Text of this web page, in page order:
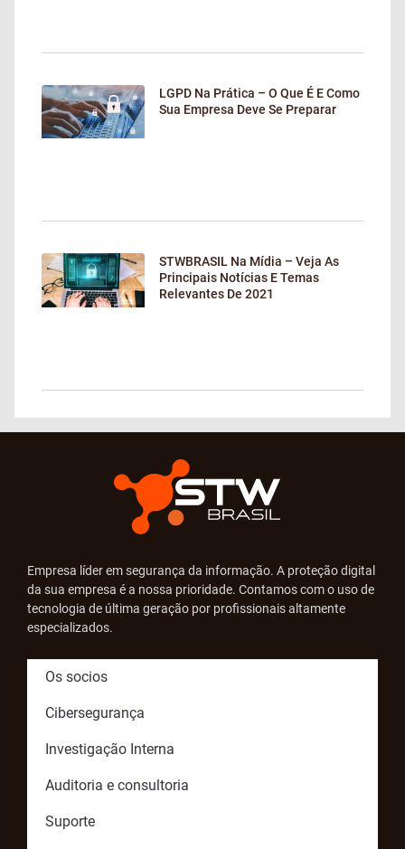
LGPD Na Prática – O Que É E Como
Sua Empresa Deve Se Preparar
STWBRASIL Na Mídia – Veja As
Principais Notícias E Temas
Relevantes De 2021
Empresa líder em segurança da informação. A proteção digital
da sua empresa é a nossa prioridade. Contamos com o uso de
tecnologia de última geração por profissionais altamente
especializados.
Os socios
Cibersegurança
Investigação Interna
Auditoria e consultoria
Suporte